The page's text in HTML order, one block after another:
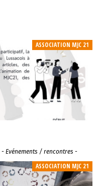
ASSOCIATION MJC 21
- Evénements / rencontres -
ASSOCIATION MJC 21